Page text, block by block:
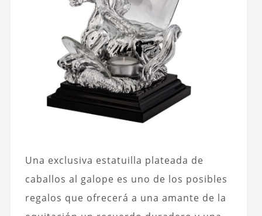
Una exclusiva estatuilla plateada de
caballos al galope es uno de los posibles
regalos que ofrecerá a una amante de la